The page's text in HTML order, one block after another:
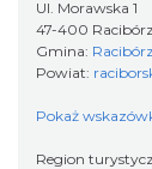
Ul. Morawska 1
47-400 Racibórz
Gmina: Racibórz
Powiat:
Pokaż
Region